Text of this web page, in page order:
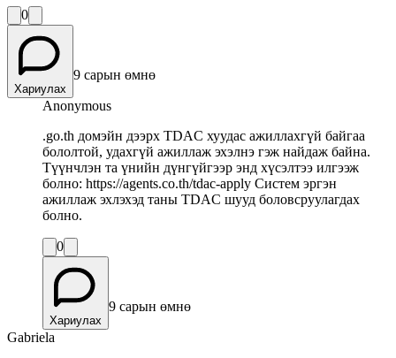
0
Хариулах
9 сарын өмнө
Anonymous
.go.th домэйн дээрх TDAC хуудас ажиллахгүй байгаа
бололтой, удахгүй ажиллаж эхэлнэ гэж найдаж байна.
Түүнчлэн та үнийн дүнгүйгээр энд хүсэлтээ илгээж
болно: https://agents.co.th/tdac-apply Систем эргэн
ажиллаж эхлэхэд таны TDAC шууд боловсруулагдах
болно.
0
Хариулах
9 сарын өмнө
Gabriela